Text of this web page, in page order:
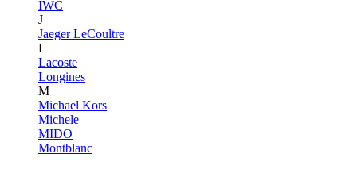
IWC
J
Jaeger LeCoultre
L
Lacoste
Longines
M
Michael Kors
Michele
MIDO
Montblanc